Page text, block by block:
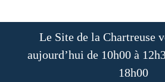
Le Site de la Chartreuse
aujourd’hui de 10h00 à
à 18h00